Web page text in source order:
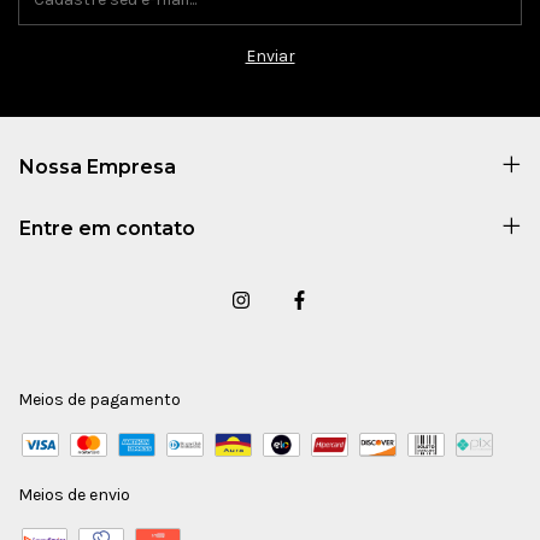
Nossa Empresa
Entre em contato
Meios de pagamento
Meios de envio